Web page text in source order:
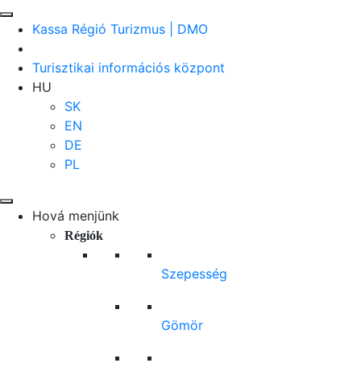
Kassa Régió Turizmus | DMO
Turisztikai információs központ
HU
SK
EN
DE
PL
Hová menjünk
Régiók
Szepesség
Gömör